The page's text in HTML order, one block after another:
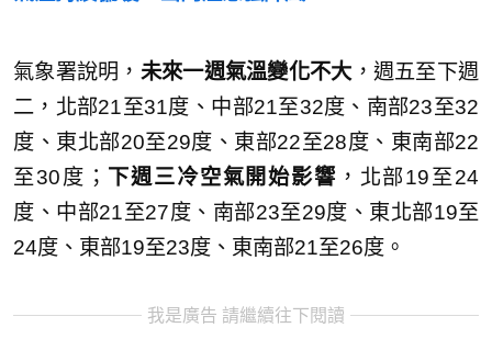
氣象署說明， 未來一週氣溫變化不大 ，週五至下週
二，北部21至31度、中部21至32度、南部23至32
度、東北部20至29度、東部22至28度、東南部22
至30度； 下週三冷空氣開始影響 ，北部19至24
度、中部21至27度、南部23至29度、東北部19至
24度、東部19至23度、東南部21至26度。
我是廣告 請繼續往下閱讀